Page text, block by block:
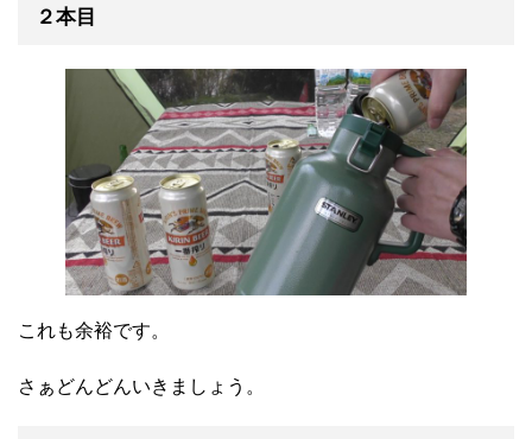
２本目
これも余裕です。
さぁどんどんいきましょう。